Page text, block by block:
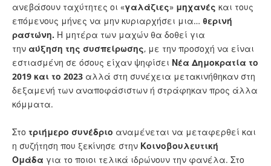
ανεβάσουν ταχύτητες οι «γαλάζιες» μηχανές και τους
επόμενους μήνες να μην κυριαρχήσει μια… θερινή
ραστώνη. Η μητέρα των μαχών θα δοθεί για
την αύξηση της συσπείρωσης, με την προσοχή να είναι
εστιασμένη σε όσους είχαν ψηφίσει Νέα Δημοκρατία το
2019 και το 2023 αλλά στη συνέχεια μετακινήθηκαν στη
δεξαμενή των αναποφάσιστων ή στράφηκαν προς άλλα
κόμματα.
Στο τριήμερο συνέδριο αναμένεται να μεταφερθεί και
η συζήτηση που ξεκίνησε στην Κοινοβουλευτική
Ομάδα για το ποιοι τελικά ιδρώνουν την φανέλα. Στο